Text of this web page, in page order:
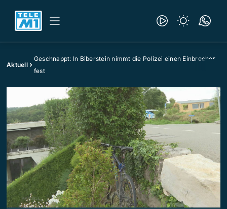
Aktuell
Geschnappt: In Biberstein nimmt die Polizei einen Einbrecher
fest